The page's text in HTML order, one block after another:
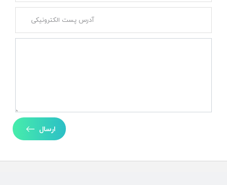
ارسال